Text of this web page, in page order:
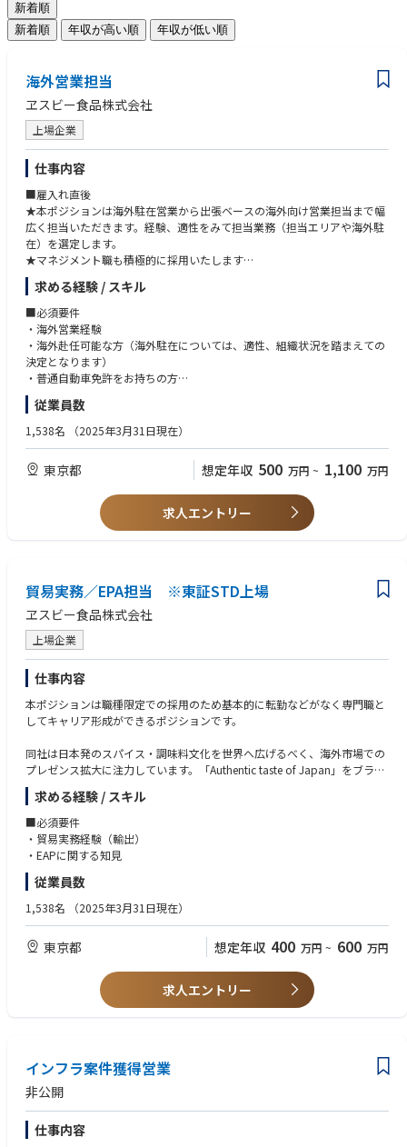
新着順
新着順
年収が高い順 年収が低い順
海外営業担当
ヱスビー食品株式会社
上場企業
仕事内容
■雇入れ直後
★本ポジションは海外駐在営業から出張ベースの海外向け営業担当まで幅
広く担当いただきます。経験、適性をみて担当業務（担当エリアや海外駐
在）を選定します。
★マネジメント職も積極的に採用いたします
■業務の特徴
担当エリアの販売体制構築、エリア戦略策定、代理店との協業および管
理、育成、ブランド認知とブランドシェアの向上を目指し活動する業務と
なります。担当エリアの責任者、あるいは担当者として代理店政策、販売
戦略策定、実行、出張まで幅広く携わって頂きます。なお、本ポジション
はコミュニケーションを重視していることから原則出社勤務となります。
求める経験 / スキル
■必須要件
・海外営業経験
・海外赴任可能な方（海外駐在については、適性、組織状況を踏まえての
決定となります）
・普通自動車免許をお持ちの方
・自ら担当エリアの販売計画、販売戦略、それに紐づくアクションプラン
を立案し、目標達成に向けて実行、進捗管理ができる方
・新しい事業に果敢にチャレンジできる方
■歓迎要件
・国内外でのFMCG（日用消費財）の営業経験がある方
従業員数
1,538名 （2025年3月31日現在）
東京都 想定年収 500 万円 ~ 1,100 万円
求人エントリー
貿易実務／EPA担当 ※東証STD上場
ヱスビー食品株式会社
上場企業
仕事内容
本ポジションは職種限定での採用のため基本的に転勤などがなく専門職と
してキャリア形成ができるポジションです。
同社は日本発のスパイス・調味料文化を世界へ広げるべく、海外市場での
プレゼンス拡大に注力しています。「Authentic taste of Japan」をブラン
ドメッセージとして掲げ、カレー、わさびを中心とした日本食文化を世界
に発信しています。
2043年に海外売上比率40％超を目指すにあたり、海外事業を強化してま
いります。そのためには関税の削減や撤廃に関する戦略構築も重要となり
ます。
今回貿易実務（貿易事務）担当者として、EPA知見をお持ちの方を募集い
たします。
※EPAとは、特定の国や地域の間で、関税の削減や撤廃、投資やサービス
のルール作りを行って経済の結びつきを強くする条約（経済連携協定）の
こと。
貿易実務は商品輸出に関する一連の業務を担っていただきます。
それに加えて、EPAの観点から、ヱスビー食品のどの商品の関税削減、撤
■配属組織 海外供給ユニット
貿易実務担当者 現在6名 その内EAP担当者は2名
■組織構成：
求める経験 / スキル
■必須要件
・貿易実務経験（輸出）
・EAPに関する知見
従業員数
1,538名 （2025年3月31日現在）
東京都 想定年収 400 万円 ~ 600 万円
求人エントリー
インフラ案件獲得営業
非公開
仕事内容